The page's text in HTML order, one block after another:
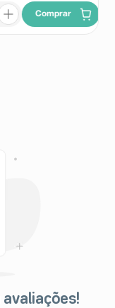
Comprar
avaliações!